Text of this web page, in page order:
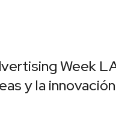
Week
y la